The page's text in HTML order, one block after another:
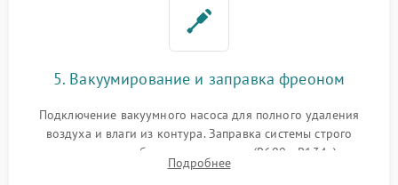
5. Вакуумирование и заправка фреоном
Подключение вакуумного насоса для полного удаления
воздуха и влаги из контура. Заправка системы строго
дозированным объемом хладагента (R600a, R134a) по
электронным весам. Контроль рабочего давления в системе.
Подробнее